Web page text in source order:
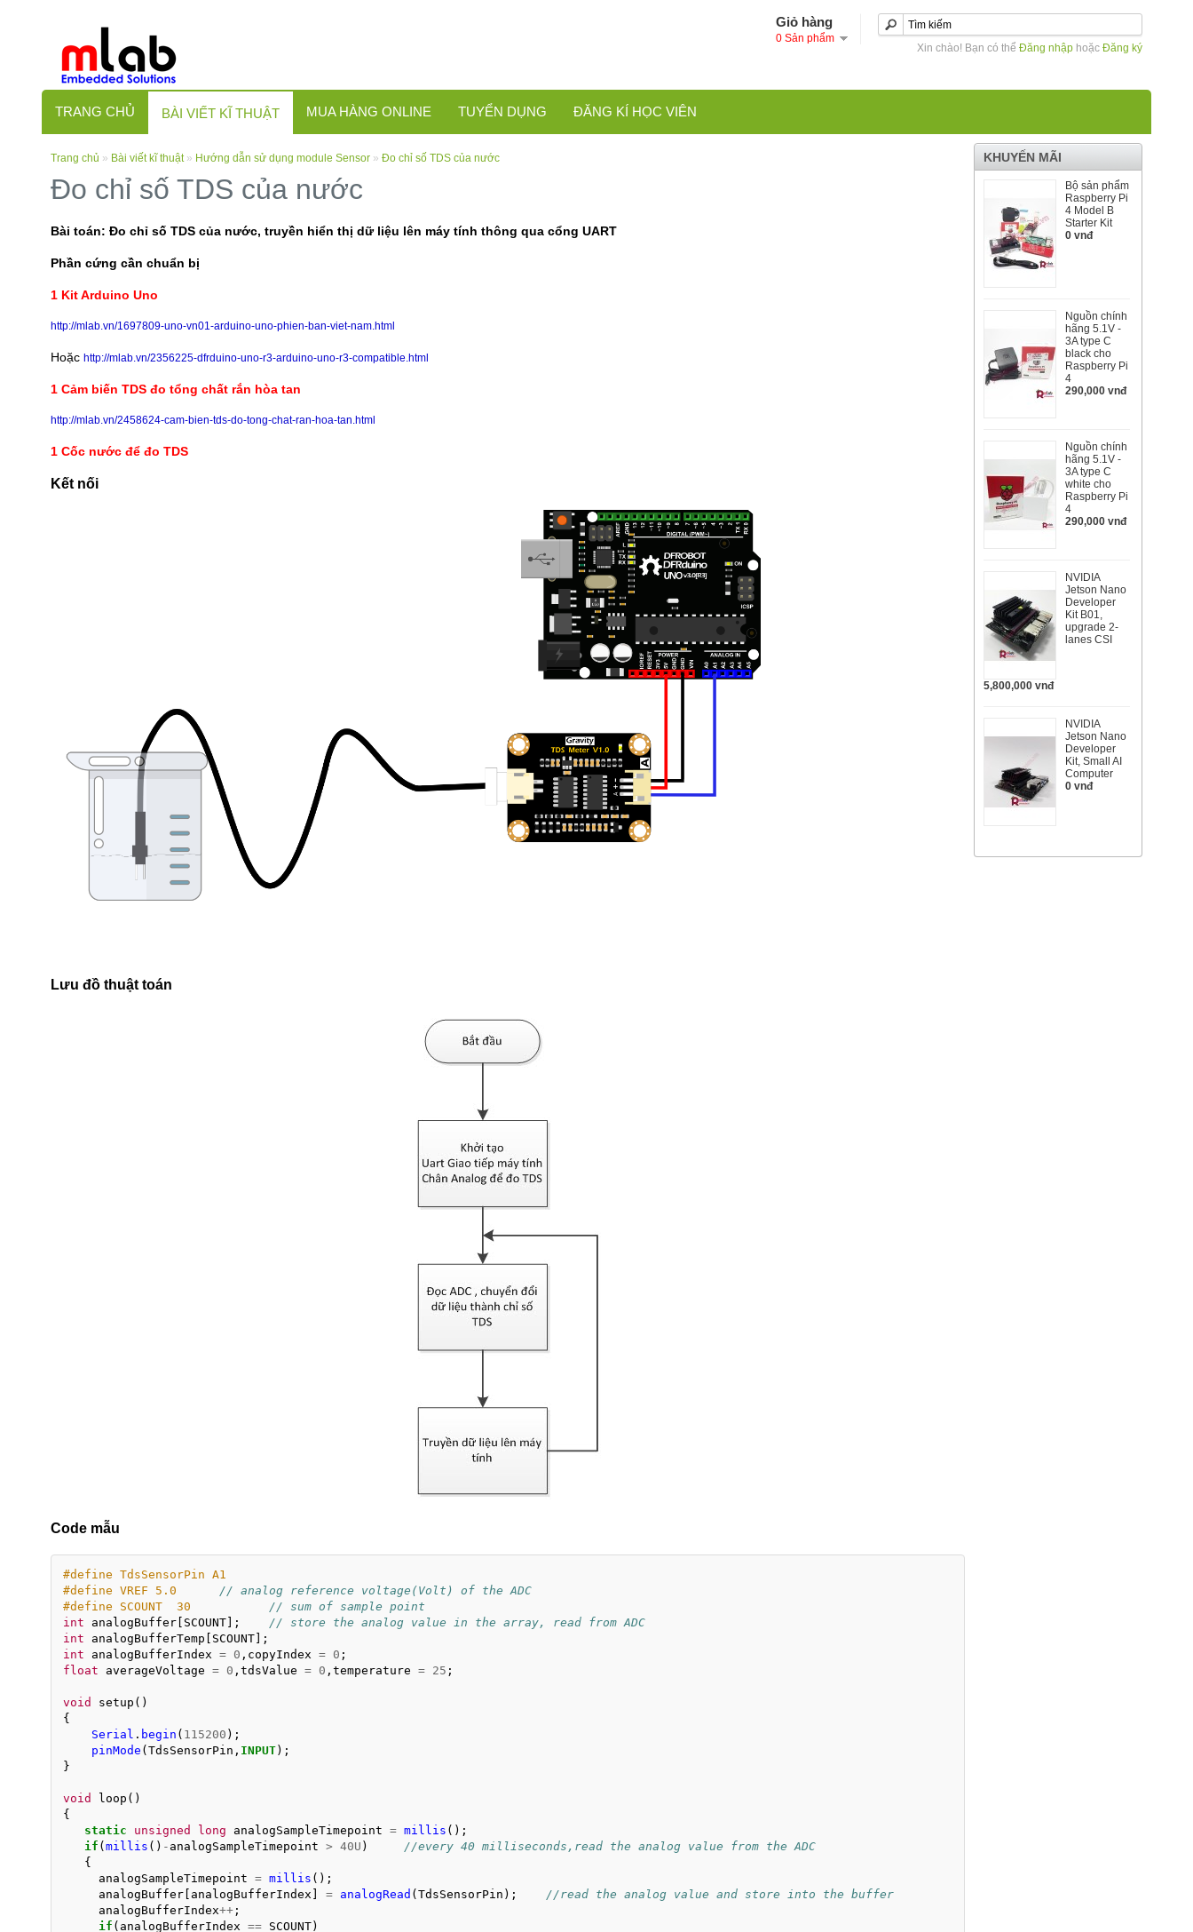
Giỏ hàng
0 Sản phẩm
Xin chào! Bạn có thể Đăng nhập hoặc Đăng ký
TRANG CHỦ BÀI VIẾT KĨ THUẬT MUA HÀNG ONLINE TUYỂN DỤNG ĐĂNG KÍ HỌC VIÊN
KHUYẾN MÃI
Bộ sản phẩm
Raspberry Pi
4 Model B
Starter Kit
0 vnđ
Nguồn chính
hãng 5.1V -
3A type C
black cho
Raspberry Pi
4
290,000 vnđ
Nguồn chính
hãng 5.1V -
3A type C
white cho
Raspberry Pi
4
290,000 vnđ
NVIDIA
Jetson Nano
Developer
Kit B01,
upgrade 2-
lanes CSI
5,800,000 vnđ
NVIDIA
Jetson Nano
Developer
Kit, Small AI
Computer
0 vnđ
Trang chủ » Bài viết kĩ thuật» Hướng dẫn sử dụng module Sensor » Đo chỉ số TDS của nước
Đo chỉ số TDS của nước
Bài toán: Đo chỉ số TDS của nước, truyền hiển thị dữ liệu lên máy tính thông qua cổng UART
Phần cứng cần chuẩn bị
1 Kit Arduino Uno
http://mlab.vn/1697809-uno-vn01-arduino-uno-phien-ban-viet-nam.html
Hoặc http://mlab.vn/2356225-dfrduino-uno-r3-arduino-uno-r3-compatible.html
1 Cảm biến TDS đo tổng chất rắn hòa tan
http://mlab.vn/2458624-cam-bien-tds-do-tong-chat-ran-hoa-tan.html
1 Cốc nước để đo TDS
Kết nối
Lưu đồ thuật toán
Code mẫu
#define TdsSensorPin A1
#define VREF 5.0 // analog reference voltage(Volt) of the ADC
#define SCOUNT  30 // sum of sample point
int
analogBuffer SCOUNT ];
// store the analog value in the array, read from ADC
int
analogBufferTemp SCOUNT ];
int
analogBufferIndex = 0 , copyIndex = 0 ;
float
averageVoltage = 0 , tdsValue = 0 , temperature = 25 ;
void setup ()
{
Serial . begin ( 115200 );
pinMode ( TdsSensorPin , INPUT);
}
void loop ()
{
static
unsigned long analogSampleTimepoint = millis ();
if ( millis () - analogSampleTimepoint > 40U )
//every 40 milliseconds,read the analog value from the ADC
{
analogSampleTimepoint = millis ();
analogBuffer analogBufferIndex = analogRead ( TdsSensorPin );
//read the analog value and store into the buffer
analogBufferIndex++ ;
if ( analogBufferIndex == SCOUNT)